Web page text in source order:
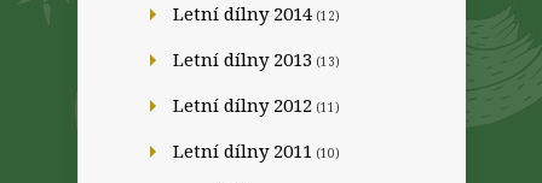
Letní dílny 2014 (12)
Letní dílny 2013 (13)
Letní dílny 2012 (11)
Letní dílny 2011 (10)